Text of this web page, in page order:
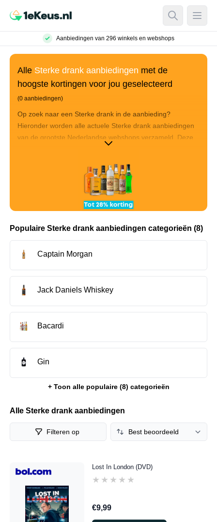
Open Open
Aanbiedingen van 296 winkels en webshops
Alle Sterke drank aanbiedingen met de
hoogste kortingen voor jou geselecteerd
(0 aanbiedingen)
Op zoek naar een Sterke drank in de aanbieding?
Hieronder worden alle actuele Sterke drank aanbiedingen
van de grootste Nederlandse webshops verzameld. Deze
gekeken naar de product reviews, de hoogte van de
korting en de prijs die je uiteindelijk betaalt. Sorteer op prijs
om de goedkoopste Sterke drank aanbiedingen te bekijken
of ga de top-10 af voor de beste Sterke drank deals.
Sterke drank aanbiedingen van dit moment.
Populaire Sterke drank aanbiedingen categorieën (8)
Captain Morgan
Jack Daniels Whiskey
Bacardi
Gin
+ Toon alle populaire (8) categorieën
Alle Sterke drank aanbiedingen
Filteren op
Lost In London (DVD)
★★★★★
★★★★★
€9,99